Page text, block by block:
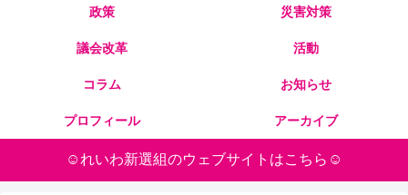
政策 災害対策
議会改革 活動
コラム お知らせ
プロフィール アーカイブ
☺れいわ新選組のウェブサイトはこちら☺